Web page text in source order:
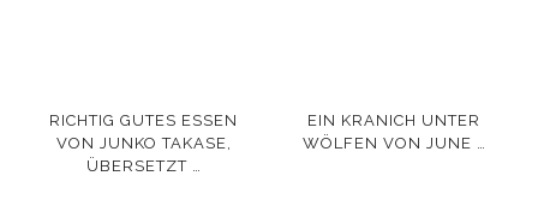
RICHTIG GUTES ESSEN
VON JUNKO TAKASE,
ÜBERSETZT …
EIN KRANICH UNTER
WÖLFEN VON JUNE …